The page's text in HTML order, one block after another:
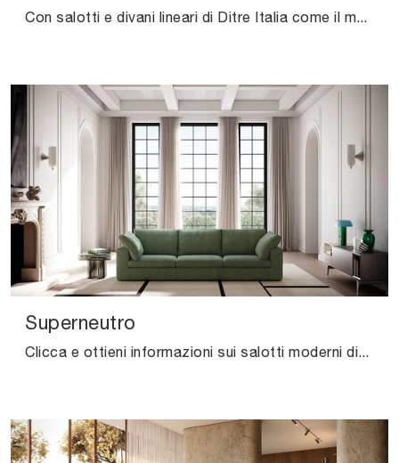
Con salotti e divani lineari di Ditre Italia come il modello Deck in tessuto, potrai ultimare il tuo progetto d'arredo.
Superneutro
Clicca e ottieni informazioni sui salotti moderni di Felis! Molteplici modelli di divani, come Superneutro, ti aspettano.